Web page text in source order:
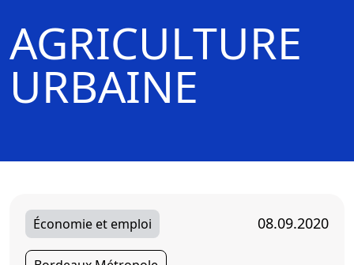
AGRICULTURE
URBAINE
Économie et emploi 08.09.2020